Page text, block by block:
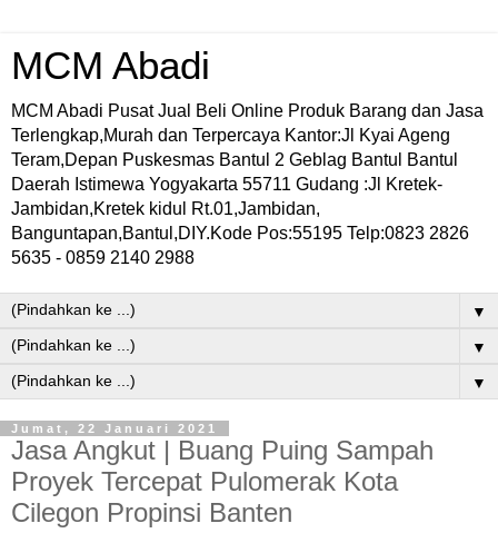
MCM Abadi
MCM Abadi Pusat Jual Beli Online Produk Barang dan Jasa
Terlengkap,Murah dan Terpercaya Kantor:Jl Kyai Ageng
Teram,Depan Puskesmas Bantul 2 Geblag Bantul Bantul
Daerah Istimewa Yogyakarta 55711 Gudang :Jl Kretek-
Jambidan,Kretek kidul Rt.01,Jambidan,
Banguntapan,Bantul,DIY.Kode Pos:55195 Telp:0823 2826
5635 - 0859 2140 2988
▼
▼
▼
Jumat, 22 Januari 2021
Jasa Angkut | Buang Puing Sampah
Proyek Tercepat Pulomerak Kota
Cilegon Propinsi Banten